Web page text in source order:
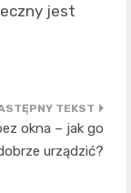
jest
okna – jak go
urządzić?